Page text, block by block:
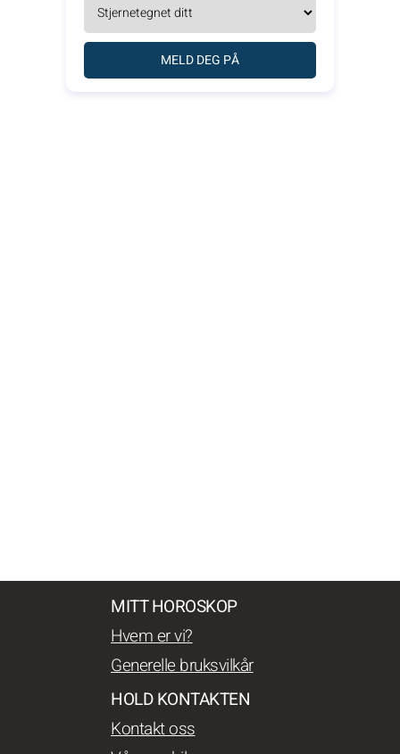
MELD DEG PÅ
MITT HOROSKOP
Hvem er vi?
Generelle bruksvilkår
HOLD KONTAKTEN
Kontakt oss